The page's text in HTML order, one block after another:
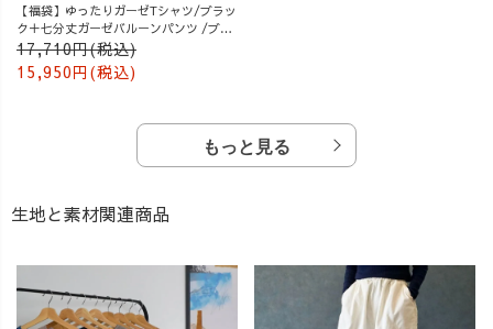
【福袋】ゆったりガーゼTシャツ/ブラッ
ク＋七分丈ガーゼバルーンパンツ /ブル
ー
17,710円(税込)
15,950円(税込)
もっと見る
生地と素材関連商品